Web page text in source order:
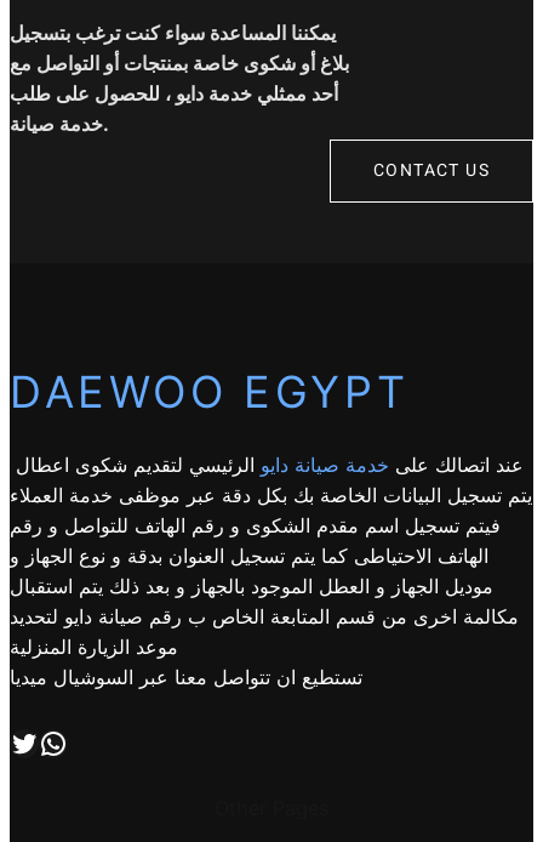
يمكننا المساعدة سواء كنت ترغب بتسجيل
بلاغ أو شكوى خاصة بمنتجات أو التواصل مع
أحد ممثلي خدمة دايو ، للحصول على طلب
خدمة صيانة.
CONTACT US
DAEWOO EGYPT
عند اتصالك على خدمة صيانة دايو الرئيسي لتقديم شكوى اعطال
يتم تسجيل البيانات الخاصة بك بكل دقة عبر موظفى خدمة العملاء
فيتم تسجيل اسم مقدم الشكوى و رقم الهاتف للتواصل و رقم
الهاتف الاحتياطى كما يتم تسجيل العنوان بدقة و نوع الجهاز و
موديل الجهاز و العطل الموجود بالجهاز و بعد ذلك يتم استقبال
مكالمة اخرى من قسم المتابعة الخاص ب رقم صيانة دايو لتحديد
موعد الزيارة المنزلية
تستطيع ان تتواصل معنا عبر السوشيال ميديا
تابعنا علي صفحة التويتر اتصل بنا علي طريق الوتساب